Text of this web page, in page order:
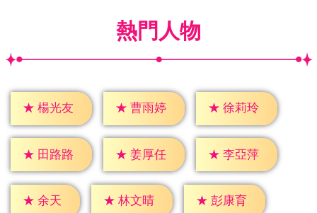
熱門人物
★ 楊光友 ★ 曹雨婷 ★ 徐莉玲
★ 田路路 ★ 姜厚任 ★ 李亞萍
★ 余天 ★ 林文晴 ★ 彭康育